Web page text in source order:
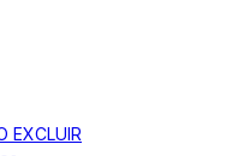
EXCLUIR